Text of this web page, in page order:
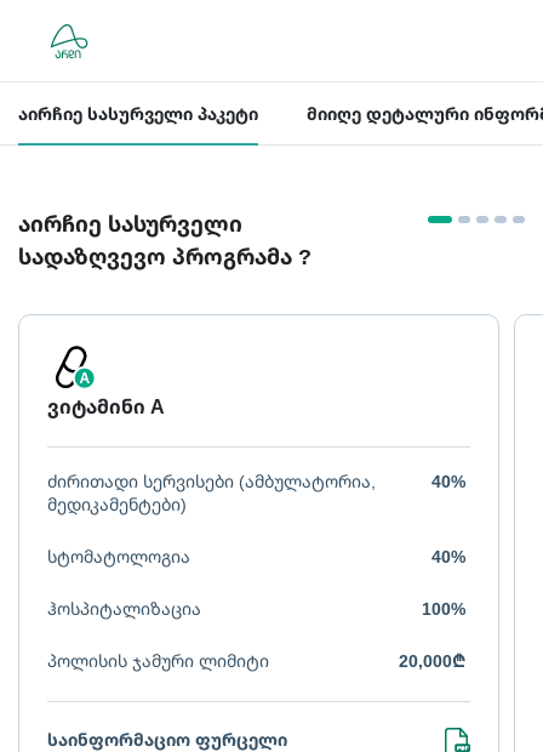
აირჩიე სასურველი პაკეტი მიიღე დეტალური
აირჩიე სასურველი
სადაზღვევო პროგრამა ?
ვიტამინი A
ძირითადი სერვისები (ამბულატორია,
მედიკამენტები)
40%
სტომატოლოგია 40%
ჰოსპიტალიზაცია 100%
პოლისის ჯამური ლიმიტი 20,000₾
საინფორმაციო ფურცელი